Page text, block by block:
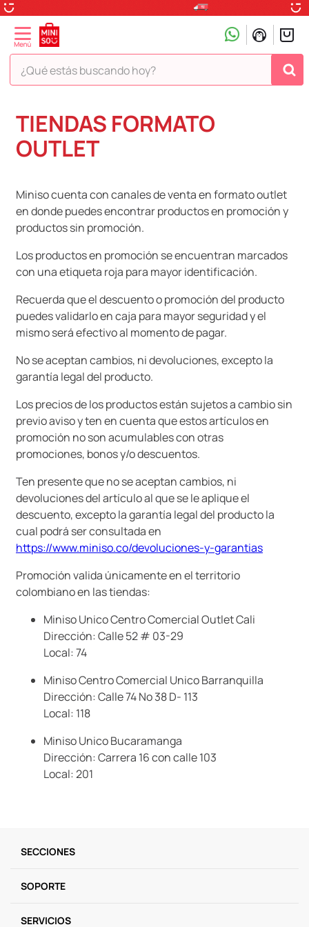
¿Qué estás buscando hoy?
TIENDAS FORMATO
OUTLET
Miniso cuenta con canales de venta en formato outlet
en donde puedes encontrar productos en promoción y
productos sin promoción.
Los productos en promoción se encuentran marcados
con una etiqueta roja para mayor identificación.
Recuerda que el descuento o promoción del producto
puedes validarlo en caja para mayor seguridad y el
mismo será efectivo al momento de pagar.
No se aceptan cambios, ni devoluciones, excepto la
garantía legal del producto.
Los precios de los productos están sujetos a cambio sin
previo aviso y ten en cuenta que estos artículos en
promoción no son acumulables con otras
promociones, bonos y/o descuentos.
Ten presente que no se aceptan cambios, ni
devoluciones del artículo al que se le aplique el
descuento, excepto la garantía legal del producto la
cual podrá ser consultada en
https://www.miniso.co/devoluciones-y-garantias
Promoción valida únicamente en el territorio
colombiano en las tiendas:
Miniso Unico Centro Comercial Outlet Cali
Dirección: Calle 52 # 03-29
Local: 74
Miniso Centro Comercial Unico Barranquilla
Dirección: Calle 74 No 38 D- 113
Local: 118
Miniso Unico Bucaramanga
Dirección: Carrera 16 con calle 103
Local: 201
SECCIONES
SOPORTE
SERVICIOS
1.
peluche
2.
hello kitty
ositos cariñositos
5.
termo
6.
toy story
7.
disney
8.
termos
9